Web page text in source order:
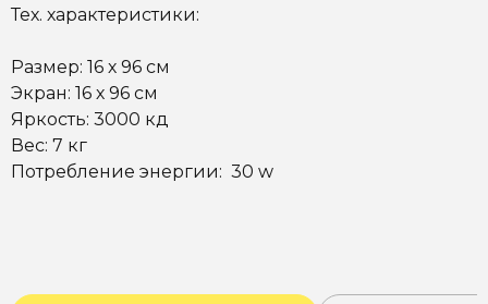
Тех. характеристики:
Размер: 16 х 96 см
Экран: 16 х 96 см
Яркость: 3000 кд
Вес: 7 кг
Потребление энергии: 30 w